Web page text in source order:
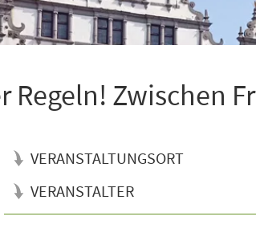
Regeln! Zwischen
VERANSTALTUNGSORT
VERANSTALTER